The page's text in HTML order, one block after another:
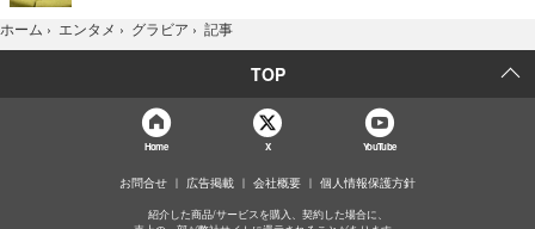
ホーム › エンタメ › グラビア › 記事
TOP
Home X YouTube
お問合せ 広告掲載 会社概要 個人情報保護方針
紹介した商品/サービスを購入、契約した場合に、